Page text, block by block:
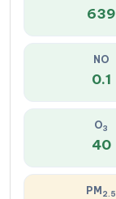
639
NO
0.1
O3
40
PM 2.5